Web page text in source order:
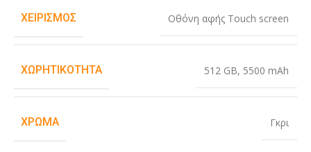
ΧΕΙΡΙΣΜΌΣ Οθόνη αφής Touch screen
ΧΩΡΗΤΙΚΌΤΗΤΑ 512 GB, 5500 mAh
ΧΡΏΜΑ Γκρι